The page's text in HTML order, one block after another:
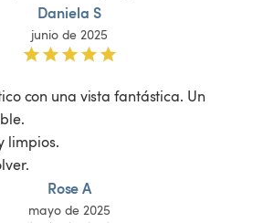
Daniela S
junio de 2025
con una vista fantástica. Un
Rose A
mayo de 2025